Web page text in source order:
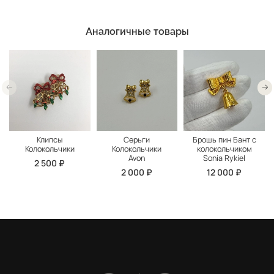
Аналогичные товары
Клипсы
Колокольчики
2 500 ₽
Серьги
Колокольчики
Avon
2 000 ₽
Брошь пин Бант с
колокольчиком
Sonia Rykiel
12 000 ₽